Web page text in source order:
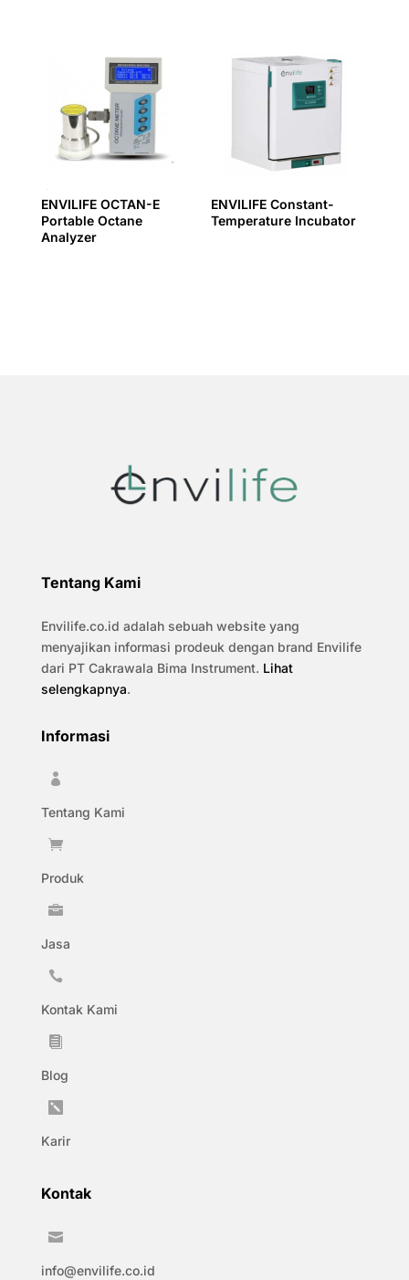
ENVILIFE OCTAN-E
Portable Octane
Analyzer
ENVILIFE Constant-
Temperature Incubator
Tentang Kami
Envilife.co.id adalah sebuah website yang
menyajikan informasi prodeuk dengan brand Envilife
dari PT Cakrawala Bima Instrument. Lihat
selengkapnya.
Informasi

Tentang Kami

Produk

Jasa

Kontak Kami

Blog

Karir
Kontak

info@envilife.co.id